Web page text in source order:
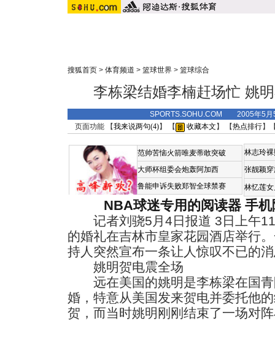
搜狐首页 > 体育频道 > 篮球世界 > 篮球综合
李栋梁结婚李楠赶场忙 姚
SPORTS.SOHU.COM 2005年5
页面功能 【我来说两句(4)】 【 收藏本文 】 【热点排行】
范帅苦恼火箭唯麦蒂敢突破
大师杯组委会炮轰阿加西
鲁能申诉失败郑智全球禁赛
林志玲
张靓颖
林忆莲
NBA球迷专用的阅读器 手
记者刘骁5月4日报道 3日上午11
的婚礼在吉林市皇家花园酒店举行
持人突然宣布一条让人惊叹不已的
姚明贺电震全场
远在美国的姚明是李栋梁在国青
婚，特意从美国发来贺电并委托他
贺，而当时姚明刚刚结束了一场对